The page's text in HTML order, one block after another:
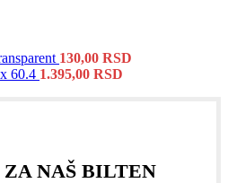
130,00 RSD
60.4 1.395,00 RSD
NAŠ BILTEN